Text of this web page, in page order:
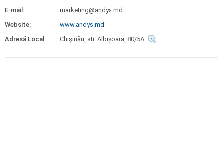
E-mail:
marketing@andys.md
Website:
www.andys.md
Adresă Local:
Chișinău, str. Albișoara, 80/5A